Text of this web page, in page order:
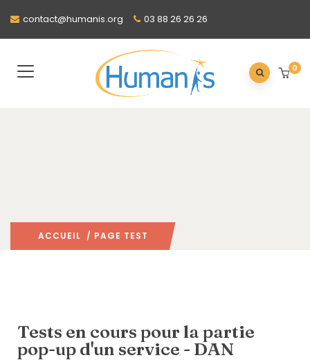
contact@humanis.org 03 88 26 26 26
0
ACCUEIL / PAGE TEST
Tests en cours pour la partie
pop-up d'un service - DAN